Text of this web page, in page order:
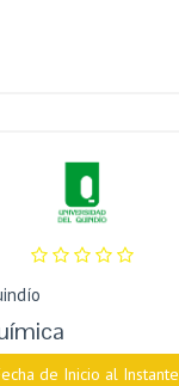
de Inicio al Instante